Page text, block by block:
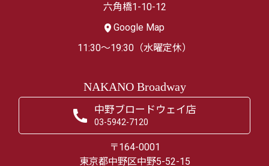
六角橋1-10-12
Google Map
11:30～19:30（水曜定休）
NAKANO Broadway
中野ブロードウェイ店
03-5942-7120
〒164-0001
東京都中野区中野5-52-15